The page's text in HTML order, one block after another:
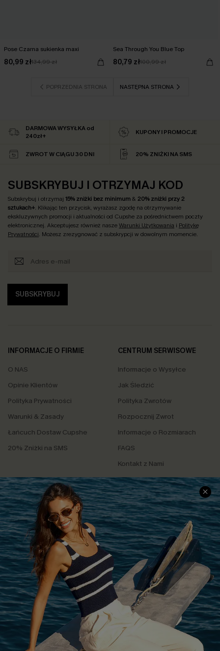
Pose Czarna sukienka maxi
80,99 zł134,99 zł
Sea Through You Blue Top
80,79 zł100,99 zł
POPRZEDNIA STRONA NASTĘPNA STRONA
DARMOWA WYSYŁKA od
240zł+
KUPONY I PROMOCJE
ZWROT W CIĄGU 30 DNI 20% ZNIŻKI NA SMS
SUBSKRYBUJ I OTRZYMAJ KOD
Subskrybuj i otrzymaj 15% zniżki bez minimum& 20% zniżki przy 2
sztukach+. Klikając ten przycisk, wyrażasz zgodę na otrzymywanie
ekskluzywnych promocji i aktualności od Cupshe za pośrednictwem poczty
elektronicznej. Akceptujesz również naszeWarunki Użytkowania i Politykę
Prywatności. Możesz zrezygnować z subskrypcji w dowolnym momencie.
SUBSKRYBUJ
INFORMACJE O FIRMIE
O NAS
Opinie Klientów
Polityka Prywatności
Warunki & Zasady
Łańcuch Dostaw Cupshe
20% Zniżki na SMS
CENTRUM SERWISOWE
Informacje o Wysyłce
Jak Śledzić
Polityka Zwrotów
Rozpocznij Zwrot
Informacje o Rozmiarach
FAQS
Kontakt z Nami
POPULARNA KOLEKCJA
Sale
Nowości
Modne Sukienki
Niezbędnik na Wakacje
Miękka Dzianina
Kontroli Brzucha
Wysokim Stanem